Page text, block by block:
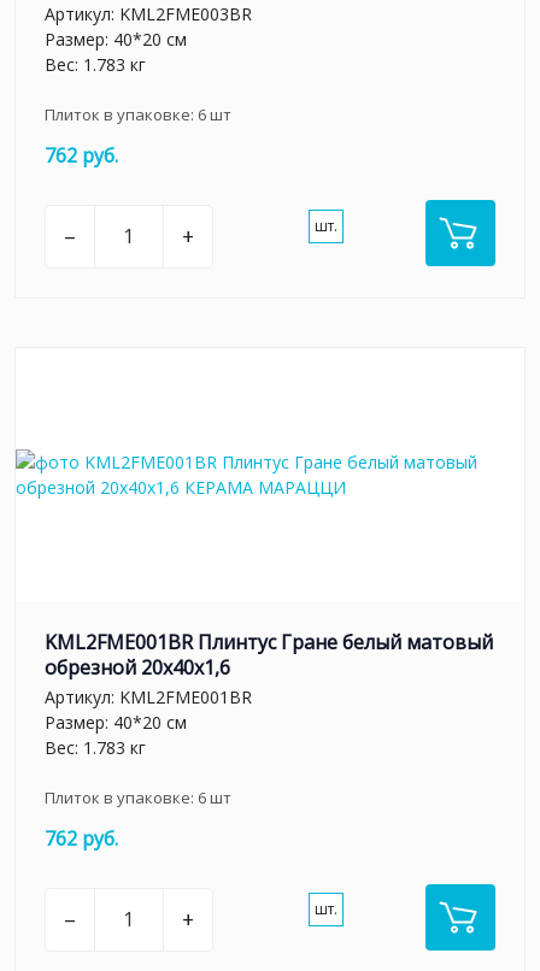
Артикул: KML2FME003BR
Размер: 40*20 см
Вес: 1.783 кг
Плиток в упаковке: 6шт
762 руб.
– + шт.
KML2FME001BR Плинтус Гране белый матовый
обрезной 20x40x1,6
Артикул: KML2FME001BR
Размер: 40*20 см
Вес: 1.783 кг
Плиток в упаковке: 6шт
762 руб.
– + шт.